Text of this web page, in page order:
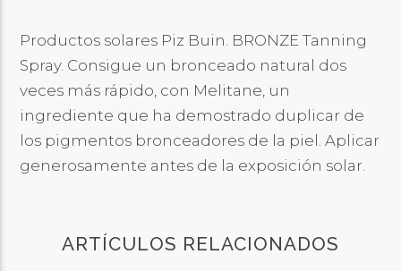
Productos solares Piz Buin. BRONZE Tanning
Spray. Consigue un bronceado natural dos
veces más rápido, con Melitane, un
ingrediente que ha demostrado duplicar de
los pigmentos bronceadores de la piel. Aplicar
generosamente antes de la exposición solar.
ARTÍCULOS RELACIONADOS